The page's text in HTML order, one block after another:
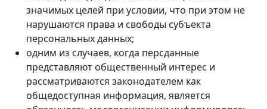
значимых целей при условии, что при этом не
нарушаются права и свободы субъекта
персональных данных;
одним из случаев, когда персданные
представляют общественный интерес и
рассматриваются законодателем как
общедоступная информация, является